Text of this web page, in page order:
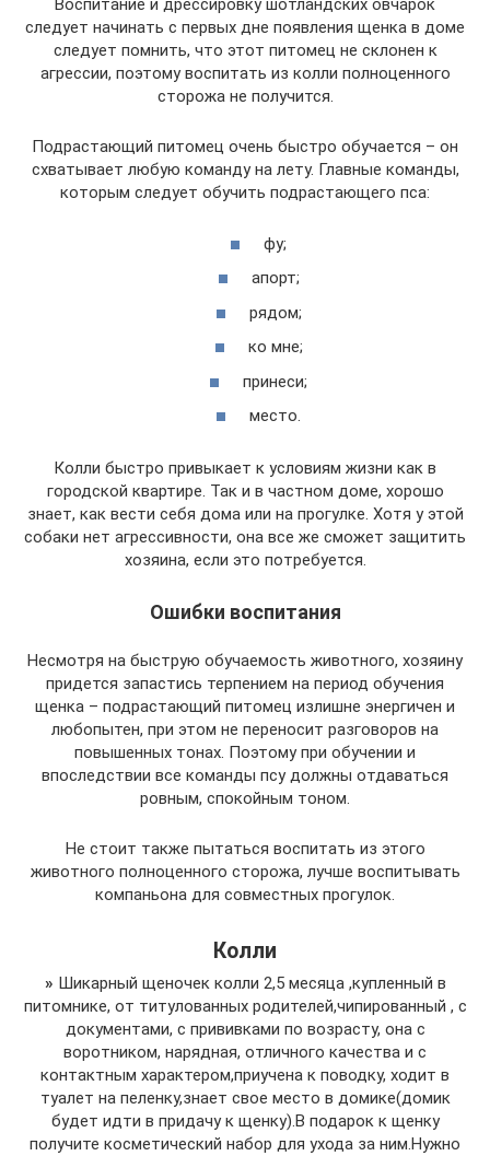
Воспитание и дрессировку шотландских овчарок
следует начинать с первых дне появления щенка в доме
следует помнить, что этот питомец не склонен к
агрессии, поэтому воспитать из колли полноценного
сторожа не получится.
Подрастающий питомец очень быстро обучается – он
схватывает любую команду на лету. Главные команды,
которым следует обучить подрастающего пса:
фу;
апорт;
рядом;
ко мне;
принеси;
место.
Колли быстро привыкает к условиям жизни как в
городской квартире. Так и в частном доме, хорошо
знает, как вести себя дома или на прогулке. Хотя у этой
собаки нет агрессивности, она все же сможет защитить
хозяина, если это потребуется.
Ошибки воспитания
Несмотря на быструю обучаемость животного, хозяину
придется запастись терпением на период обучения
щенка – подрастающий питомец излишне энергичен и
любопытен, при этом не переносит разговоров на
повышенных тонах. Поэтому при обучении и
впоследствии все команды псу должны отдаваться
ровным, спокойным тоном.
Не стоит также пытаться воспитать из этого
животного полноценного сторожа, лучше воспитывать
компаньона для совместных прогулок.
Колли
» Шикарный щеночек колли 2,5 месяца ,купленный в
питомнике, от титулованных родителей,чипированный , с
документами, с прививками по возрасту, она с
воротником, нарядная, отличного качества и с
контактным характером,приучена к поводку, ходит в
туалет на пеленку,знает свое место в домике(домик
будет идти в придачу к щенку).В подарок к щенку
получите косметический набор для ухода за ним.Нужно